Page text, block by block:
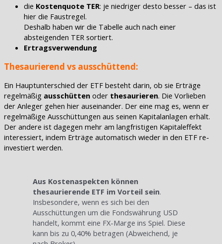
die Kostenquote TER: je niedriger desto besser – das ist
hier die Faustregel.
Deshalb haben wir die Tabelle auch nach einer
absteigenden TER sortiert.
Ertragsverwendung
Thesaurierend vs ausschüttend:
Ein Hauptunterschied der ETF besteht darin, ob sie Erträge
regelmäßig ausschütten oder thesaurieren. Die Vorlieben
der Anleger gehen hier auseinander. Der eine mag es, wenn er
regelmäßige Ausschüttungen aus seinen Kapitalanlagen erhält.
Der andere ist dagegen mehr am langfristigen Kapitaleffekt
interessiert, indem Erträge automatisch wieder in den ETF re-
investiert werden.
Aus Kostenaspekten können
thesaurierende ETF im Vorteil sein.
Insbesondere, wenn es sich bei den
Ausschüttungen um die Fondswährung USD
handelt, kommt eine FX-Marge ins Spiel. Diese
kann bis zu 0,40% betragen (Abweichend, je